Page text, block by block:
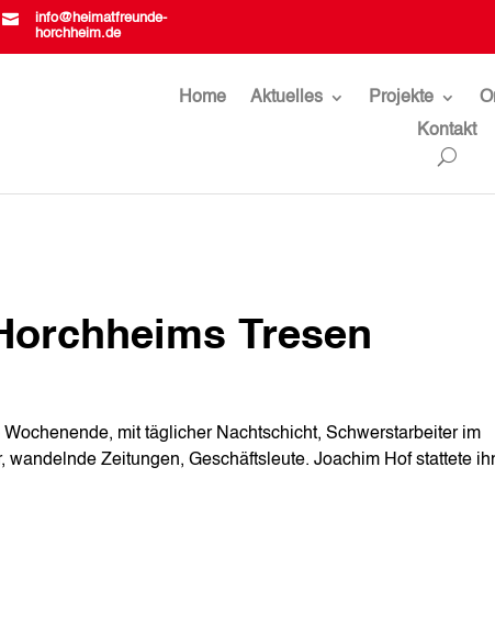

info@heimatfreunde-
horchheim.de
Home Aktuelles Projekte
Kontakt
Tresen
mit täglicher Nachtschicht, Schwerstarbeiter im
Zeitungen, Geschäftsleute. Joachim Hof stattete